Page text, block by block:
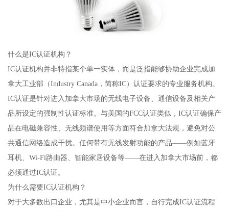
什么是IC认证机构？
IC认证机构并非特指某个单一实体，而是泛指能够协助企业完成加
拿大工业部（Industry Canada，简称IC）认证要求的专业服务机构。
IC认证是针对进入加拿大市场的无线电子设备、通信设备及相关产
品所设定的强制性认证标准。与美国的FCC认证类似，IC认证确保产
品在电磁兼容性、无线频谱使用等方面符合加拿大法规，避免对公
共通信网络造成干扰。任何带有无线发射功能的产品——例如蓝牙
耳机、Wi-Fi路由器、智能家居设备等——在进入加拿大市场前，都
必须通过IC认证。
为什么需要IC认证机构？
对于大多数出口企业，尤其是中小企业而言，自行完成IC认证流程